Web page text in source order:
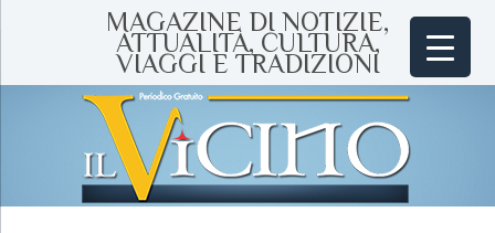
MAGAZINE DI NOTIZIE,
ATTUALITÀ, CULTURA,
VIAGGI E TRADIZIONI